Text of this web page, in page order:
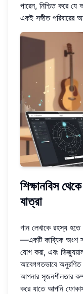
পারেন, নিশ্চিত করে
একই সঙ্গীত পরিবারের
শিক্ষানবিস
যাত্রা
গান লেখাকে রহস্য
—একটি কাব্যিক অংশ
যোগ করা, এবং
আবেগগতভাবে অনুরণিত
আপনার সৃজনশীলতার
করে যাতে আপনি